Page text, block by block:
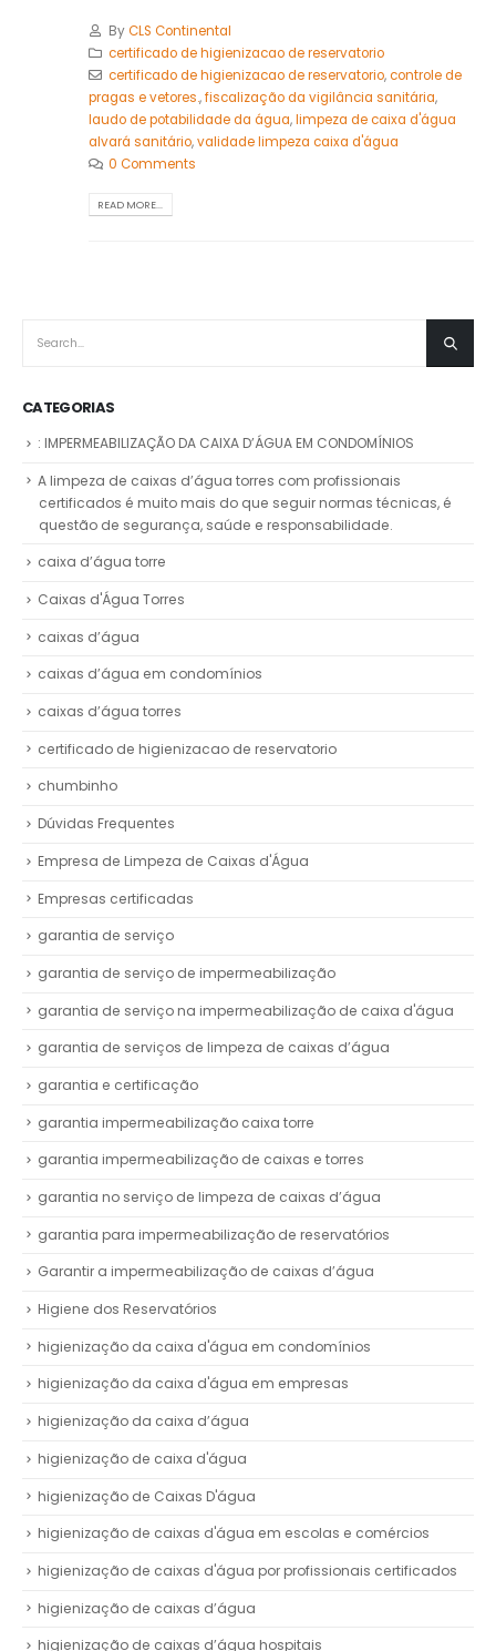
ByCLS Continental
certificado de higienizacao de reservatorio
certificado de higienizacao de reservatorio,controle de
pragas e vetores.,fiscalização da vigilância sanitária,
laudo de potabilidade da água,limpeza de caixa d'água
alvará sanitário,validade limpeza caixa d'água
0 Comments
READ MORE...
CATEGORIAS
: IMPERMEABILIZAÇÃO DA CAIXA D’ÁGUA EM CONDOMÍNIOS
A limpeza de caixas d’água torres com profissionais
certificados é muito mais do que seguir normas técnicas, é
questão de segurança, saúde e responsabilidade.
caixa d’água torre
Caixas d'Água Torres
caixas d’água
caixas d’água em condomínios
caixas d’água torres
certificado de higienizacao de reservatorio
chumbinho
Dúvidas Frequentes
Empresa de Limpeza de Caixas d'Água
Empresas certificadas
garantia de serviço
garantia de serviço de impermeabilização
garantia de serviço na impermeabilização de caixa d'água
garantia de serviços de limpeza de caixas d’água
garantia e certificação
garantia impermeabilização caixa torre
garantia impermeabilização de caixas e torres
garantia no serviço de limpeza de caixas d’água
garantia para impermeabilização de reservatórios
Garantir a impermeabilização de caixas d’água
Higiene dos Reservatórios
higienização da caixa d'água em condomínios
higienização da caixa d'água em empresas
higienização da caixa d’água
higienização de caixa d'água
higienização de Caixas D'água
higienização de caixas d'água em escolas e comércios
higienização de caixas d'água por profissionais certificados
higienização de caixas d’água
higienização de caixas d’água hospitais